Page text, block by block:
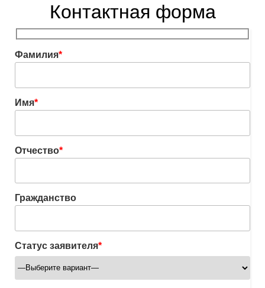
Контактная форма
Фамилия*
Имя*
Отчество*
Гражданство
Статус заявителя*